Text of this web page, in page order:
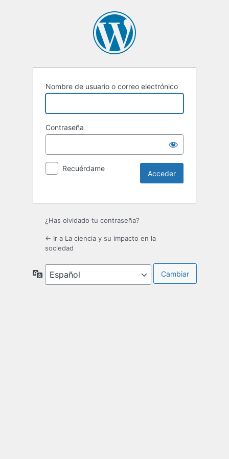
Nombre de usuario o correo electrónico
Contraseña
Recuérdame
¿Has olvidado tu contraseña?
← Ir a La ciencia y su impacto en la
sociedad
Idioma